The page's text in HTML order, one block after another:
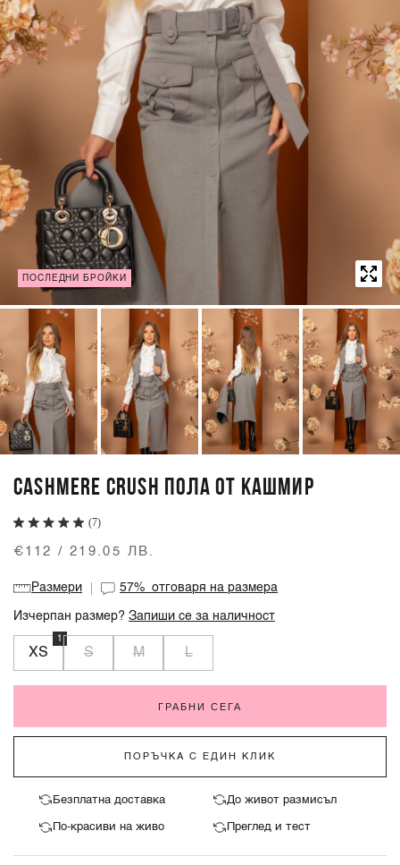
ПОСЛЕДНИ БРОЙКИ
CASHMERE CRUSH ПОЛА ОТ КАШМИР
(7)
€112 / 219.05 ЛВ.
Размери 57%отговаря на размера
Изчерпан размер?Запиши се за наличност
XS
1
S M L
ГРАБНИ СЕГА
ПОРЪЧКА С ЕДИН КЛИК
Безплатна доставка До живот размисъл
По-красиви на живо Преглед и тест